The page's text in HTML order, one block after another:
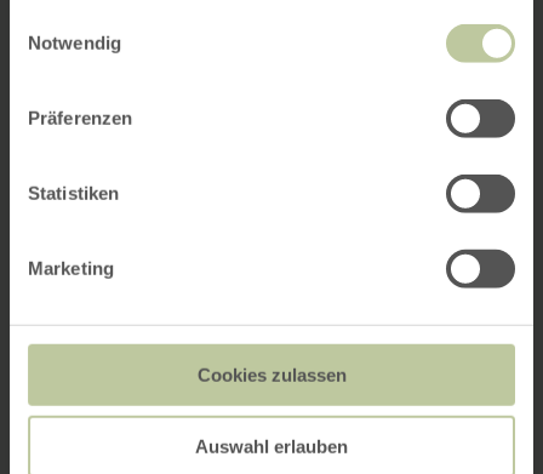
Notwendig
Präferenzen
Statistiken
Marketing
Cookies zulassen
Auswahl erlauben